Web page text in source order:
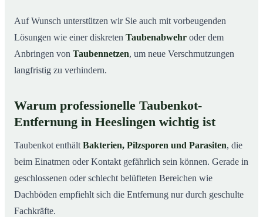
Auf Wunsch unterstützen wir Sie auch mit vorbeugenden
Lösungen wie einer diskreten Taubenabwehr oder dem
Anbringen von Taubennetzen, um neue Verschmutzungen
langfristig zu verhindern.
Warum professionelle Taubenkot-
Entfernung in Heeslingen wichtig ist
Taubenkot enthält Bakterien, Pilzsporen und Parasiten, die
beim Einatmen oder Kontakt gefährlich sein können. Gerade in
geschlossenen oder schlecht belüfteten Bereichen wie
Dachböden empfiehlt sich die Entfernung nur durch geschulte
Fachkräfte.